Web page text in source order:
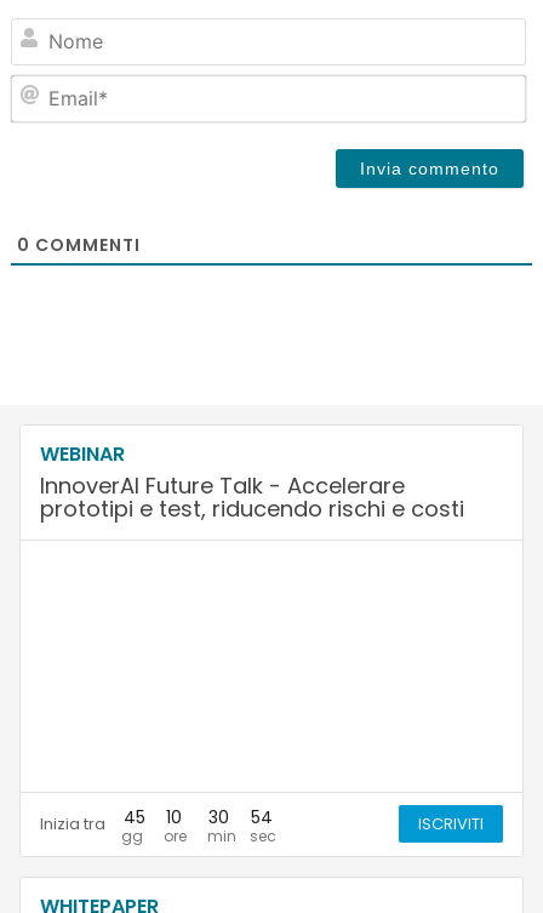
0 COMMENTI
WEBINAR
InnoverAI Future Talk - Accelerare
prototipi e test, riducendo rischi e costi
Inizia tra 45 10 30 53 ISCRIVITI
WHITEPAPER